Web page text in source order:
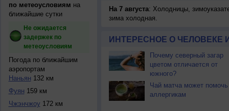
по метеоусловиям на
ближайшие сутки
Не ожидается
задержек по
метеоусловиям
Погода по ближайшим
аэропортам
Наньян 132 км
Фуян 159 км
Чжэнчжоу 172 км
На 7 августа: Холодницы,
зима холодная.
ИНТЕРЕСНОЕ О ЧЕЛОВЕКЕ
Почему северный загар
цветом отличается от
южного?
Чай матча может помочь
аллергикам